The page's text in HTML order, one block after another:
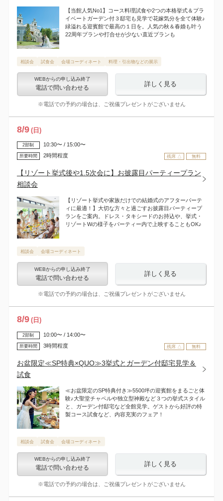
【当館人気No1】コース料理試食や2つの本格挙式＆プラ
イベートガーデン付３邸宅も見学で花嫁気分を全て体験♪
緑溢れる迎賓館で最高の１日を。人気の秋＆春婚も叶う
22周年プランや打合せが少ない直近プランも
相談会 試食会 会場コーディネート 料理・引出物などの展示
WEBからの申し込み終了
電話で問い合わせる
詳しく見る
※電話での予約の場合は、ご祝儀プレゼントがございません
8/9 (日)
残席 △ 無料
2部制 10:30〜 / 15:00〜
所要時間 2時間程度
【リゾート挙式後や1.5次会に】お披露目パーティープラン
相談会
【リゾート挙式や家族だけでの結婚式のアフターパーテ
ィに最適！】大切な方々と過ごすお披露目パーティープ
ランをご案内。ドレス・タキシードのお持込や、挙式・
リゾートWの様子をパーティー内で上映することもOK♪
相談会 会場コーディネート
WEBからの申し込み終了
電話で問い合わせる
詳しく見る
※電話での予約の場合は、ご祝儀プレゼントがございません
8/9 (日)
残席 △ 無料
2部制 10:00〜 / 14:00〜
所要時間 3時間程度
お盆限定≪SP特典×QUO≫3挙式とガーデン付邸宅見学＆
試食
≪お盆限定のSP特典付き≫5500坪の迎賓館をまるごと体
験♪大聖堂チャペルや独立型神殿など３つの挙式スタイル
と、ガーデン付邸宅など全館見学。ゲストから好評の特
製コース試食など、内容充実のフェア！
相談会 試食会 会場コーディネート
WEBからの申し込み終了
電話で問い合わせる
詳しく見る
※電話での予約の場合は、ご祝儀プレゼントがございません